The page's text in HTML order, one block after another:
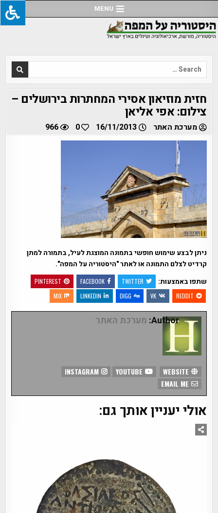
to
content
MENU
Search
for:
חזית מוזיאון אסירי המחתרות בירושלים –
צילום: אפי אליאן
מערכת האתר 16/11/2013
0
966
ניתן לבצע שימוש חופשי בתמונה המוצגת לעיל, בתמורה למתן
קרדיט לצלם התמונה או לאתר "היסטוריה על המפה".
שתפו באמצעות:
TWITTER
FACEBOOK
PINTEREST
REDDIT
VK
DIGG
LINKEDIN
MIX
Author: מערכת האתר
INSTAGRAM
אולי יעניין אותך גם: